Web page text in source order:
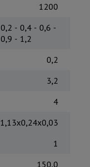
1200
0,2 - 0,4 - 0,6 -
0,9 - 1,2
0,2
3,2
4
1,13x0,24x0,03
1
150,0